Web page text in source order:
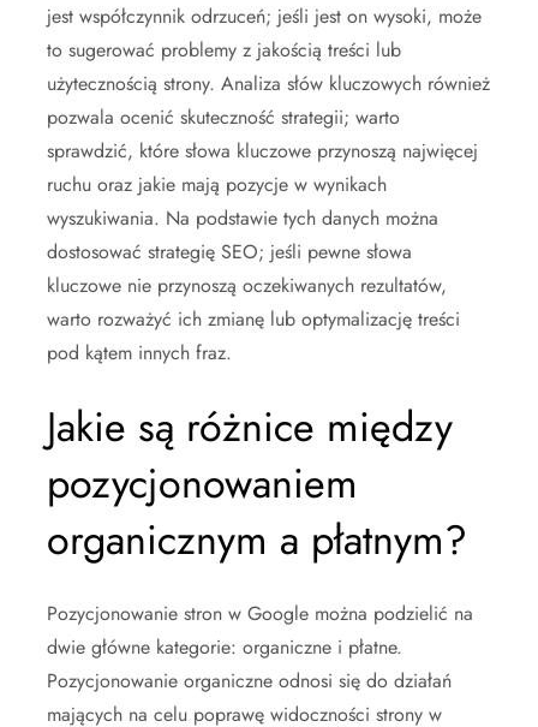
jest współczynnik odrzuceń; jeśli jest on wysoki, może
to sugerować problemy z jakością treści lub
użytecznością strony. Analiza słów kluczowych również
pozwala ocenić skuteczność strategii; warto
sprawdzić, które słowa kluczowe przynoszą najwięcej
ruchu oraz jakie mają pozycje w wynikach
wyszukiwania. Na podstawie tych danych można
dostosować strategię SEO; jeśli pewne słowa
kluczowe nie przynoszą oczekiwanych rezultatów,
warto rozważyć ich zmianę lub optymalizację treści
pod kątem innych fraz.
Jakie są różnice między
pozycjonowaniem
organicznym a płatnym?
Pozycjonowanie stron w Google można podzielić na
dwie główne kategorie: organiczne i płatne.
Pozycjonowanie organiczne odnosi się do działań
mających na celu poprawę widoczności strony w